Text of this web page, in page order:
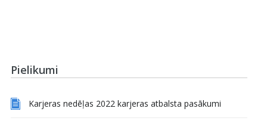
Pielikumi
Karjeras nedēļas 2022 karjeras atbalsta pasākumi